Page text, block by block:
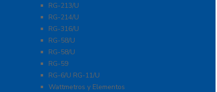
RG-213/U
RG-214/U
RG-316/U
RG-58/U
RG-58/U
RG-59
RG-6/U RG-11/U
Wattmetros y Elementos